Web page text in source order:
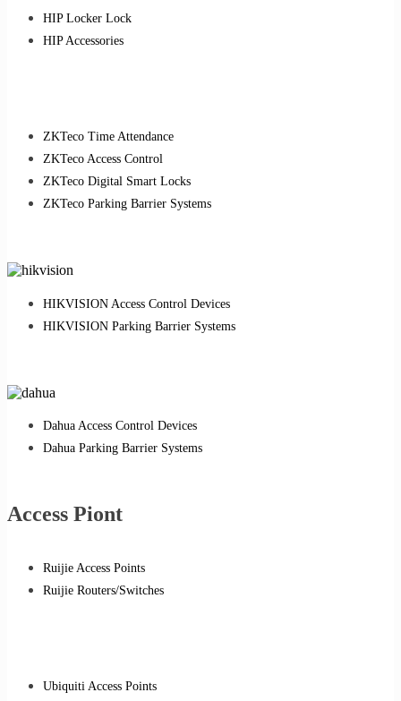
HIP Locker Lock
HIP Accessories
ZKTeco Time Attendance
ZKTeco Access Control
ZKTeco Digital Smart Locks
ZKTeco Parking Barrier Systems
HIKVISION Access Control Devices
HIKVISION Parking Barrier Systems
Dahua Access Control Devices
Dahua Parking Barrier Systems
Access Piont
Ruijie Access Points
Ruijie Routers/Switches
Ubiquiti Access Points